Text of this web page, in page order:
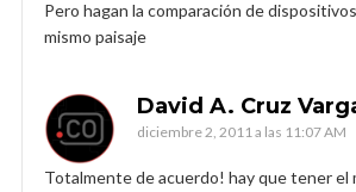
Pero hagan la comparación de
mismo paisaje
David A. Cruz
diciembre 2, 2011 a las 11:07 AM
Totalmente de acuerdo! hay que tener el